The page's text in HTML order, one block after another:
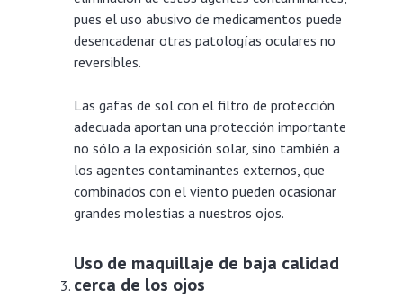
pues el uso abusivo de medicamentos puede
desencadenar otras patologías oculares no
reversibles.
Las gafas de sol con el filtro de protección
adecuada aportan una protección importante
no sólo a la exposición solar, sino también a
los agentes contaminantes externos, que
combinados con el viento pueden ocasionar
grandes molestias a nuestros ojos.
Uso de maquillaje de baja calidad
cerca de los ojos